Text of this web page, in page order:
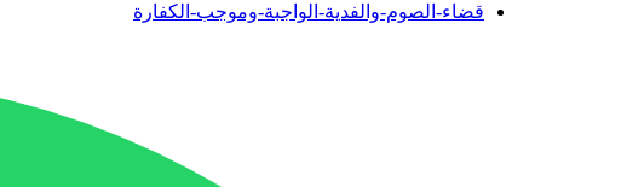
قضاء-الصوم-والفدية-الواجبة-وموجب-الكفارة